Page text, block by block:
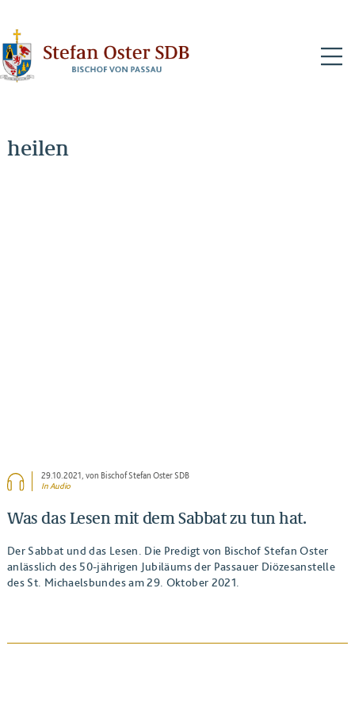
heilen
29.10.2021, von Bischof Stefan Oster SDB
In Audio
Was das Lesen mit dem Sabbat zu tun hat.
Der Sabbat und das Lesen. Die Predigt von Bischof Stefan Oster
anlässlich des 50-jährigen Jubiläums der Passauer Diözesanstelle
des St. Michaelsbundes am 29. Oktober 2021.